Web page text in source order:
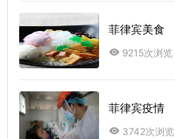
菲律宾美食
9215次浏览
菲律宾疫情
3742次浏览